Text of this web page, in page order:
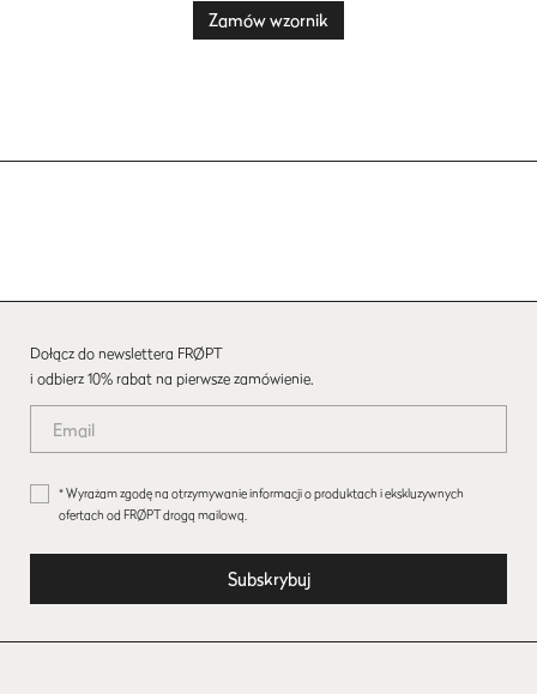
Zamów wzornik
Dołącz do newslettera FRØPT
i odbierz 10% rabat na pierwsze zamówienie.
* Wyrażam zgodę na otrzymywanie informacji o produktach i ekskluzywnych
ofertach od FRØPT drogą mailową.